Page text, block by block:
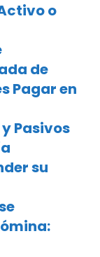
o
de
Pagar en
Pasivos
su